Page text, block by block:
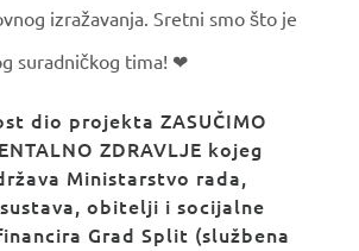
izražavanja. Sretni smo što je
suradničkog tima! ❤
dio projekta ZASUČIMO
ZDRAVLJE kojeg
Ministarstvo rada,
obitelji i socijalne
Grad Split (službena